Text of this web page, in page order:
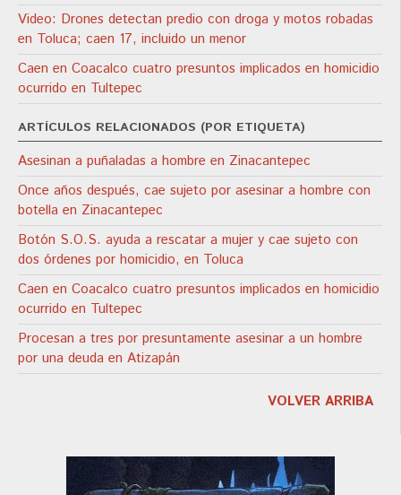
Video: Drones detectan predio con droga y motos robadas
en Toluca; caen 17, incluido un menor
Caen en Coacalco cuatro presuntos implicados en homicidio
ocurrido en Tultepec
ARTÍCULOS RELACIONADOS (POR ETIQUETA)
Asesinan a puñaladas a hombre en Zinacantepec
Once años después, cae sujeto por asesinar a hombre con
botella en Zinacantepec
Botón S.O.S. ayuda a rescatar a mujer y cae sujeto con
dos órdenes por homicidio, en Toluca
Caen en Coacalco cuatro presuntos implicados en homicidio
ocurrido en Tultepec
Procesan a tres por presuntamente asesinar a un hombre
por una deuda en Atizapán
VOLVER ARRIBA